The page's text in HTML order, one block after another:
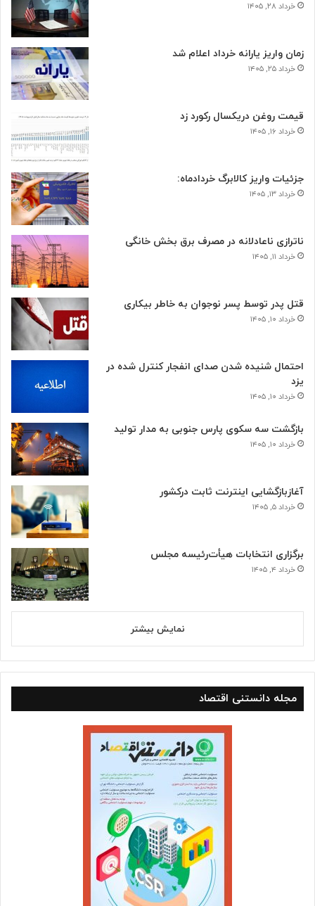
خرداد ۲۸, ۱۴۰۵
زمان واریز یارانه خرداد اعلام شد
خرداد ۲۵, ۱۴۰۵
قیمت روغن دریکسال رکورد زد
خرداد ۱۶, ۱۴۰۵
جزئیات واریز کالابرگ خردادماه:
خرداد ۱۳, ۱۴۰۵
ناترازی ناعادلانه در مصرف برق بخش خانگی
خرداد ۱۱, ۱۴۰۵
قتل پدر توسط پسر نوجوان به خاطر بیکاری
خرداد ۱۰, ۱۴۰۵
احتمال شنیده شدن صدای انفجار کنترل شده در
یزد
خرداد ۱۰, ۱۴۰۵
بازگشت سه سکوی پارس جنوبی به مدار تولید
خرداد ۱۰, ۱۴۰۵
آغازبازگشایی اینترنت ثابت درکشور
خرداد ۵, ۱۴۰۵
برگزاری انتخابات هیأت‌رئیسه مجلس
خرداد ۴, ۱۴۰۵
نمایش بیشتر
مجله دانستنی اقتصاد